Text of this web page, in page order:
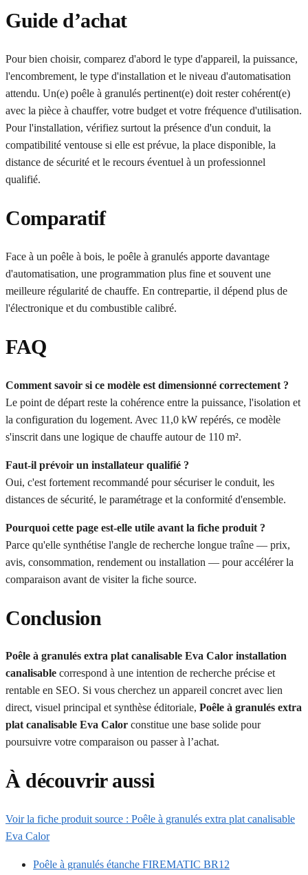
Guide d’achat
Pour bien choisir, comparez d'abord le type d'appareil, la puissance,
l'encombrement, le type d'installation et le niveau d'automatisation
attendu. Un(e) poêle à granulés pertinent(e) doit rester cohérent(e)
avec la pièce à chauffer, votre budget et votre fréquence d'utilisation.
Pour l'installation, vérifiez surtout la présence d'un conduit, la
compatibilité ventouse si elle est prévue, la place disponible, la
distance de sécurité et le recours éventuel à un professionnel
qualifié.
Comparatif
Face à un poêle à bois, le poêle à granulés apporte davantage
d'automatisation, une programmation plus fine et souvent une
meilleure régularité de chauffe. En contrepartie, il dépend plus de
l'électronique et du combustible calibré.
FAQ
Comment savoir si ce modèle est dimensionné correctement ?
Le point de départ reste la cohérence entre la puissance, l'isolation et
la configuration du logement. Avec 11,0 kW repérés, ce modèle
s'inscrit dans une logique de chauffe autour de 110 m².
Faut-il prévoir un installateur qualifié ?
Oui, c'est fortement recommandé pour sécuriser le conduit, les
distances de sécurité, le paramétrage et la conformité d'ensemble.
Pourquoi cette page est-elle utile avant la fiche produit ?
Parce qu'elle synthétise l'angle de recherche longue traîne — prix,
avis, consommation, rendement ou installation — pour accélérer la
comparaison avant de visiter la fiche source.
Conclusion
Poêle à granulés extra plat canalisable Eva Calor installation
canalisable correspond à une intention de recherche précise et
rentable en SEO. Si vous cherchez un appareil concret avec lien
direct, visuel principal et synthèse éditoriale, Poêle à granulés extra
plat canalisable Eva Calor constitue une base solide pour
poursuivre votre comparaison ou passer à l’achat.
À découvrir aussi
Voir la fiche produit source : Poêle à granulés extra plat canalisable
Eva Calor
Poêle à granulés étanche FIREMATIC BR12